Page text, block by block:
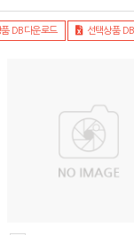
품 DB다운로드 선택상품